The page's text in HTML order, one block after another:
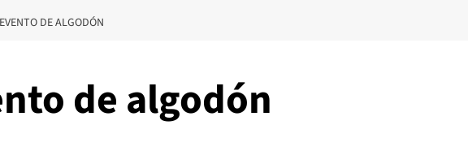
DE ALGODÓN
de algodón